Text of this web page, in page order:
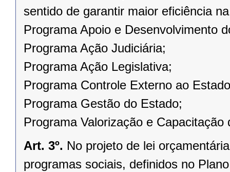
sentido de garantir maior eficiência
Programa Apoio e Desenvolvimento
Programa Ação Judiciária;
Programa Ação Legislativa;
Programa Controle Externo ao
Programa Gestão do Estado;
Programa Valorização e Capacitação
Art. 3º. No projeto de lei
programas sociais, definidos no